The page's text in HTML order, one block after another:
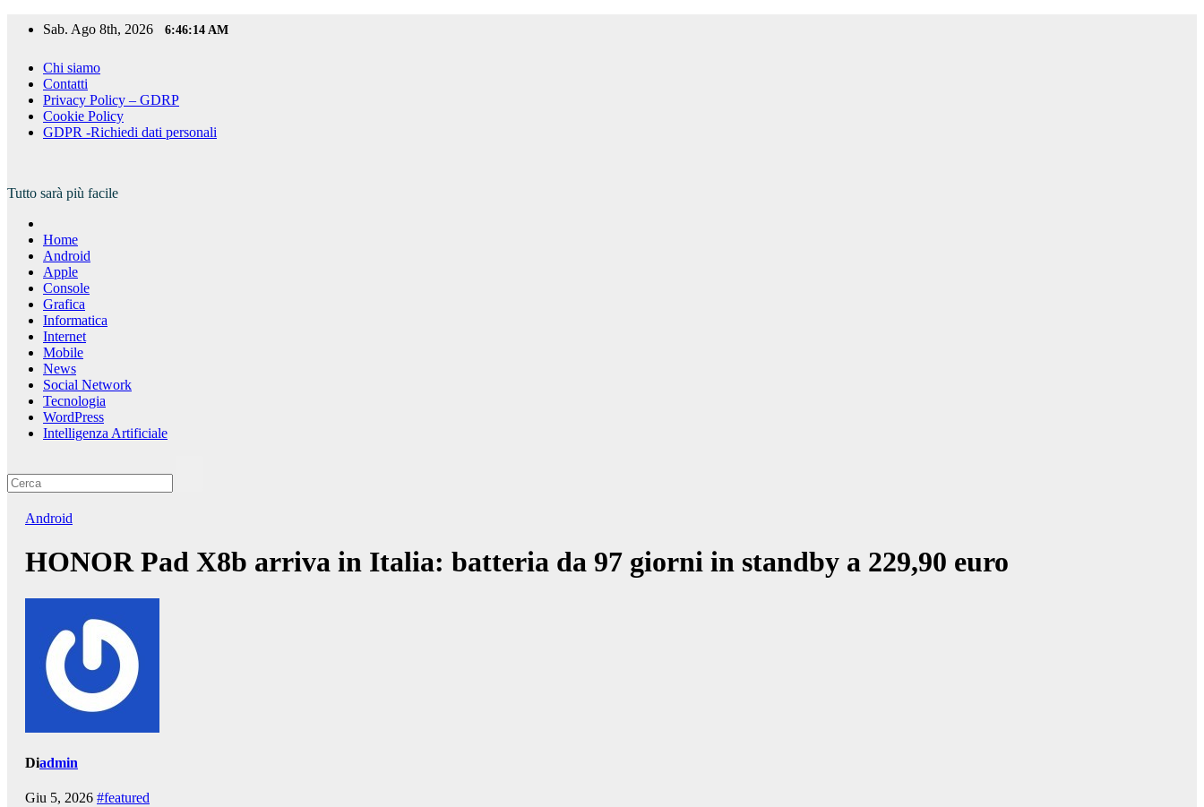
Sab. Ago 8th, 2026 6:46:16 AM
Chi siamo
Contatti
Privacy Policy – GDRP
Cookie Policy
GDPR -Richiedi dati personali
Tutto sarà più facile
Home
Android
Apple
Console
Grafica
Informatica
Internet
Mobile
News
Social Network
Tecnologia
WordPress
Intelligenza Artificiale
Android
HONOR Pad X8b arriva in Italia: batteria da 97 giorni in standby a 229,90 euro
Diadmin
Giu 5, 2026 #featured